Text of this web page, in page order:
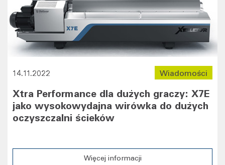
Wiadomości
14.11.2022
Xtra Performance dla dużych graczy: X7E
jako wysokowydajna wirówka do dużych
oczyszczalni ścieków
Więcej informacji